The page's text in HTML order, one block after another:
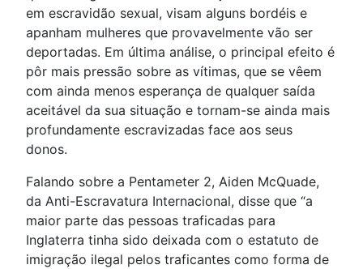
em escravidão sexual, visam alguns bordéis e
apanham mulheres que provavelmente vão ser
deportadas. Em última análise, o principal efeito é
pôr mais pressão sobre as vítimas, que se vêem
com ainda menos esperança de qualquer saída
aceitável da sua situação e tornam-se ainda mais
profundamente escravizadas face aos seus
donos.
Falando sobre a Pentameter 2, Aiden McQuade,
da Anti-Escravatura Internacional, disse que “a
maior parte das pessoas traficadas para
Inglaterra tinha sido deixada com o estatuto de
imigração ilegal pelos traficantes como forma de